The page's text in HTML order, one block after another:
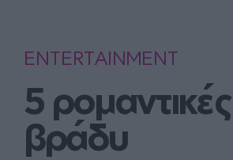
ENTERTAINMENT
5
βράδυ